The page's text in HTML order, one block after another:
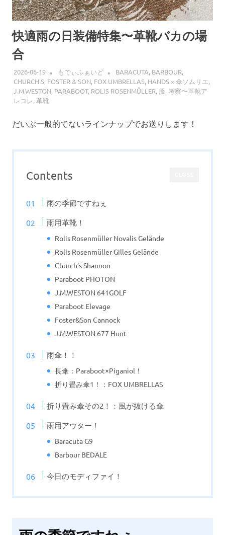
快適雨の日装備特集〜革靴バカの場
合
2026-06-19 もでぃふぁいど BARACUTA, BARBOUR,
CHURCH'S, FOSTER & SON, FOX UMBRELLAS, HANDS × 傘ソムリエ,
J.M.WESTON, PARABOOT, ROLIS ROSENMÜLLER, 服, 考察〜革靴ア
レコレ,革靴
だいぶ一般的でないラインナップでお送りします！
Contents
雨の季節ですねぇ
雨用革靴！
Rolis Rosenmüller Novalis Gelände
Rolis Rosenmüller Gilles Gelände
Church’s Shannon
Paraboot PHOTON
J.M.WESTON 641GOLF
Paraboot Elevage
Foster&Son Cannock
J.M.WESTON 677 Hunt
雨傘！！
長傘：Paraboot×Piganiol！
折り畳み傘1！：FOX UMBRELLAS
折り畳み傘その2！：風が抜ける傘
雨用アウター！
Baracuta G9
Barbour BEDALE
今日のモディファイ！